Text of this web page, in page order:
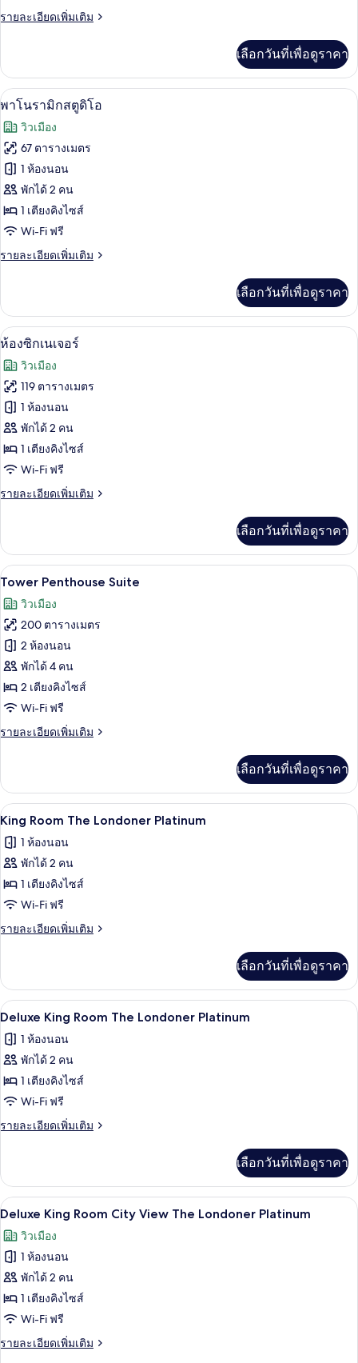
ซ์ชัว
สวีท
รายละเอียดเพิ่มเติม
ราย
เกี่ยว
กับ
ห้อง
ซ์ชัว
รี่
สวี
ท
เลือกวันที่เพื่อดูราคา
เปิด
ภาพถ่าย
ทั้งหมด
ของ
พา
โน
รา
มิ
สตู
ดิโอ
พาโนรามิกสตูดิโอ | เครื่องนอนระดับ
5
พาโนรามิกสตูดิโอ
วิวเมือง
67 ตารางเมตร
1 ห้องนอน
พักได้ 2 คน
1 เตียงคิงไซส์
Wi-Fi ฟรี
รายละเอียดเพิ่มเติม
ราย
เกี่ยว
กับ
พา
รา
มิ
สตู
ดิ
โอ
เลือกวันที่เพื่อดูราคา
เปิด
ภาพถ่าย
ทั้งหมด
ของ
ห้อง
ซิก
เนเจอร์
ห้องซิกเนเจอร์ | เครื่องนอนระดับพรีเ
4
ห้องซิกเนเจอร์
วิวเมือง
119 ตารางเมตร
1 ห้องนอน
พักได้ 2 คน
1 เตียงคิงไซส์
Wi-Fi ฟรี
รายละเอียดเพิ่มเติม
ราย
เกี่ยว
กับ
ห้อง
เนเจอร์
เลือกวันที่เพื่อดูราคา
เปิด
ภาพถ่าย
ทั้งหมด
ของ
Tower
Penthouse
Suite
Tower Penthouse Suite | เครื่องนอ
7
Tower Penthouse Suite
วิวเมือง
200 ตารางเมตร
2 ห้องนอน
พักได้ 4 คน
2 เตียงคิงไซส์
Wi-Fi ฟรี
รายละเอียดเพิ่มเติม
ราย
เกี่ยว
กับ
Tower
Penthouse
Suite
เลือกวันที่เพื่อดูราคา
เปิด
ภาพถ่าย
ทั้งหมด
ของ
King
Room
The
Platinum
เครื่องนอนระดับพรีเมียม, มินิบาร์, ตู้นิ
4
King Room The Londoner Platinum
1 ห้องนอน
พักได้ 2 คน
1 เตียงคิงไซส์
Wi-Fi ฟรี
รายละเอียดเพิ่มเติม
ราย
เกี่ยว
กับ
King
The
Londoner
เลือกวันที่เพื่อดูราคา
เปิด
ภาพถ่าย
ทั้งหมด
ของ
Deluxe
King
Room
Londoner
Platinum
เครื่องนอนระดับพรีเมียม, มินิบาร์, ตู้นิ
4
Deluxe King Room The Londoner Platinum
1 ห้องนอน
พักได้ 2 คน
1 เตียงคิงไซส์
Wi-Fi ฟรี
รายละเอียดเพิ่มเติม
ราย
เกี่ยว
กับ
Deluxe
Room
The
Londoner
Platinum
เลือกวันที่เพื่อดูราคา
เปิด
ภาพถ่าย
ทั้งหมด
ของ
Deluxe
King
Room
City
เครื่องนอนระดับพรีเมียม, มินิบาร์, ตู้นิ
5
Deluxe King Room City View The Londoner Platinum
วิวเมือง
1 ห้องนอน
พักได้ 2 คน
1 เตียงคิงไซส์
Wi-Fi ฟรี
รายละเอียดเพิ่มเติม
ราย